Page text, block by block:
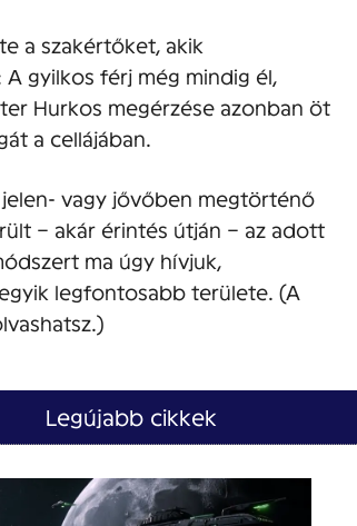
a szakértőket, akik
gyilkos férj még mindig él,
Hurkos megérzése azonban öt
a cellájában.
vagy jővőben megtörténő
– akár érintés útján – az adott
ma úgy hívjuk,
legfontosabb területe. (A
Legújabb cikkek